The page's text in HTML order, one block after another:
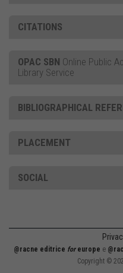
CITATIONS
OPAC SBN Online Public
Library Service
BIBLIOGRAPHICAL
PLACEMENT
SOCIAL
@racne editrice foreurope e
Copyright ©